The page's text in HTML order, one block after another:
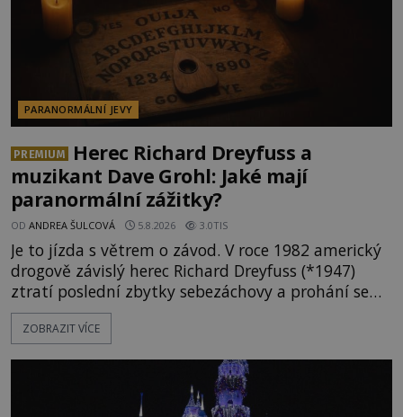
PARANORMÁLNÍ JEVY
PREMIUM
Herec Richard Dreyfuss a
muzikant Dave Grohl: Jaké mají
paranormální zážitky?
OD ANDREA ŠULCOVÁ 5.8.2026 3.0TIS
Je to jízda s větrem o závod. V roce 1982 americký
drogově závislý herec Richard Dreyfuss (*1947)
ztratí poslední zbytky sebezáchovy a prohání se
po silnicích ve svém mercedesu jako utržený ze
řetězu. Vše vyvrcholí katastrofou, když to Dreyfuss
následně nalezne schovaný kokain. Tímto
momentem se slavnému
ZOBRAZIT VÍCE